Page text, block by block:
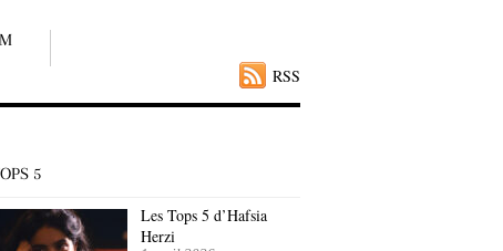
RSS
5
Les Tops 5 d’Hafsia
Herzi